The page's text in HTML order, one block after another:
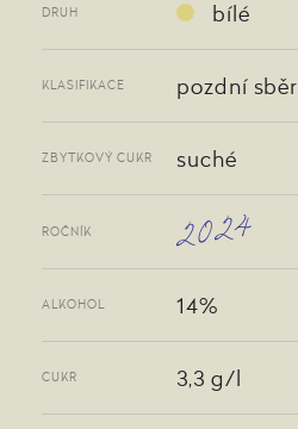
DRUH bílé
KLASIFIKACE pozdní sběr
ZBYTKOVÝ CUKR suché
ROČNÍK 2024
ALKOHOL 14%
CUKR 3,3 g/l